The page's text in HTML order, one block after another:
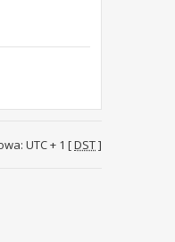
UTC + 1 [DST]